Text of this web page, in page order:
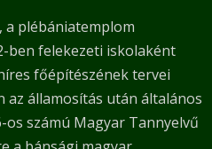
a plébániatemplom
ben felekezeti iskolaként
főépítészének tervei
az államosítás után általános
számú Magyar Tannyelvű